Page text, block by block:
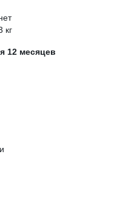
кг
12 месяцев